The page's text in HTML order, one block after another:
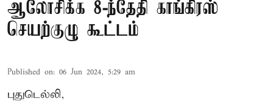
ஆலோசிக்க 8-ந்தேதி காங்கிரஸ்
செயற்குழு கூட்டம்
Published on: 06 Jun 2024, 5:29 am
புதுடெல்லி,